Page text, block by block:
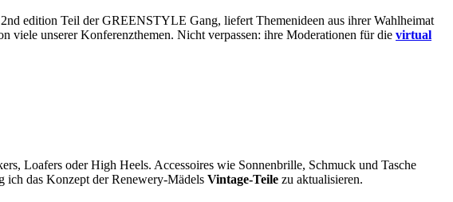
edition Teil der GREENSTYLE Gang, liefert Themenideen aus ihrer Wahlheimat
viele unserer Konferenzthemen. Nicht verpassen: ihre Moderationen für die virtual
Loafers oder High Heels. Accessoires wie Sonnenbrille, Schmuck und Tasche
ich das Konzept der Renewery-Mädels Vintage-Teile zu aktualisieren.